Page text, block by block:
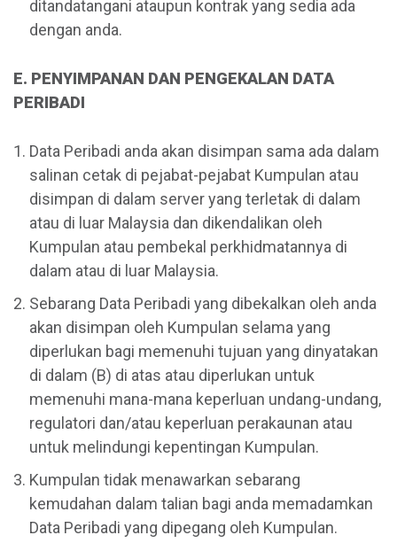
ditandatangani ataupun kontrak yang sedia ada
dengan anda.
E. PENYIMPANAN DAN PENGEKALAN DATA
PERIBADI
Data Peribadi anda akan disimpan sama ada dalam
salinan cetak di pejabat-pejabat Kumpulan atau
disimpan di dalam server yang terletak di dalam
atau di luar Malaysia dan dikendalikan oleh
Kumpulan atau pembekal perkhidmatannya di
dalam atau di luar Malaysia.
Sebarang Data Peribadi yang dibekalkan oleh anda
akan disimpan oleh Kumpulan selama yang
diperlukan bagi memenuhi tujuan yang dinyatakan
di dalam (B) di atas atau diperlukan untuk
memenuhi mana-mana keperluan undang-undang,
regulatori dan/atau keperluan perakaunan atau
untuk melindungi kepentingan Kumpulan.
Kumpulan tidak menawarkan sebarang
kemudahan dalam talian bagi anda memadamkan
Data Peribadi yang dipegang oleh Kumpulan.